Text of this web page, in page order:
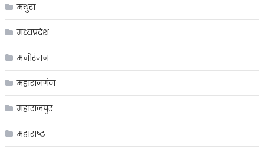
मथुरा
मध्यप्रदेश
मनोरंजन
महाराजगंज
महाराजपुर
महाराष्ट्र